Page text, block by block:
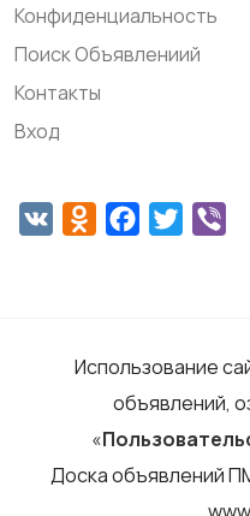
Конфиденциальность
Поиск Объявлениий
Контакты
Вход
VK Odnoklassniki
Facebook
Twitter
Использование
объявлений,
«
Доска объявлений